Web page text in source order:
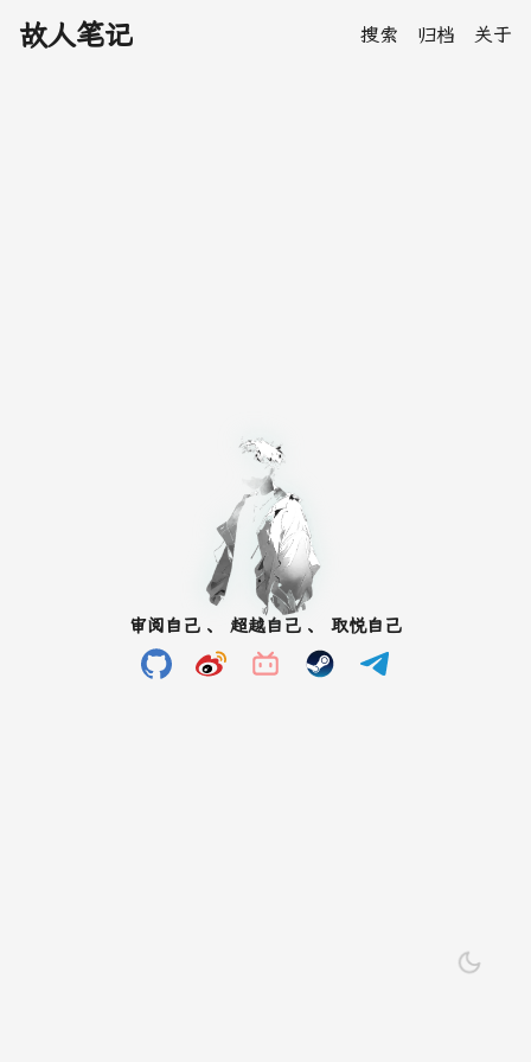
故人笔记 搜索 归档 关于
审阅自己 、 超越自己 、 取悦自己